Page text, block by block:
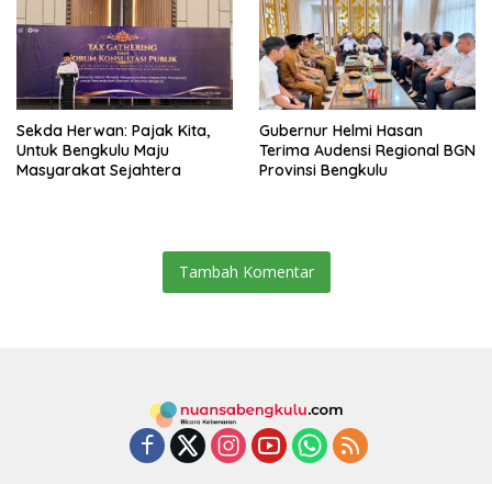
Sekda Herwan: Pajak Kita,
Untuk Bengkulu Maju
Masyarakat Sejahtera
Gubernur Helmi Hasan
Terima Audensi Regional BGN
Provinsi Bengkulu
Tambah Komentar